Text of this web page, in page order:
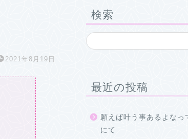
2021年8月19日
検索
最近の投稿
願えば叶う事あるよなっ
にて